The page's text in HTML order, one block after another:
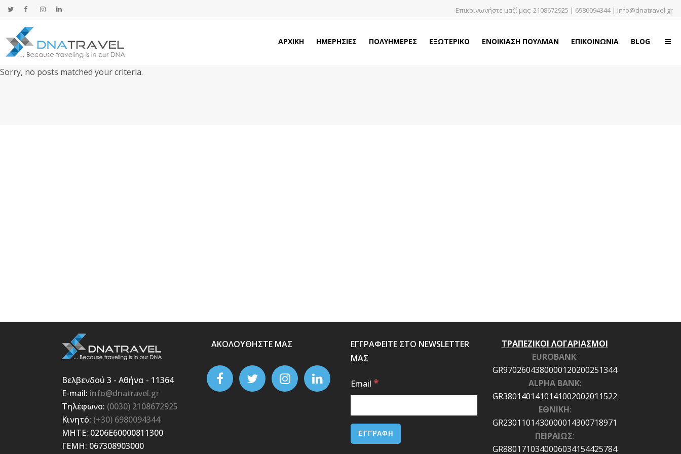
Επικοινωνήστε μαζί μας: 2108672925 | 6980094344| info@dnatravel.gr
ΑΡΧΙΚΗ ΗΜΕΡΗΣΙΕΣ ΠΟΛΥΗΜΕΡΕΣ ΕΞΩΤΕΡΙΚΟ ΕΝΟΙΚΙΑΣΗ ΠΟΥΛΜΑΝ ΕΠΙΚΟΙΝΩΝΙΑ BLOG
Sorry, no posts matched your criteria.
Βελβενδού 3 - Αθήνα - 11364
E-mail: info@dnatravel.gr
Τηλέφωνο: (0030) 2108672925
Κινητό: (+30) 6980094344
ΜΗΤΕ: 0206E60000811300
ΓΕΜΗ: 067308903000
ΑΚΟΛΟΥΘΗΣΤΕ ΜΑΣ
ΕΓΓΡΑΦΕΙΤΕ ΣΤΟ NEWSLETTER
ΜΑΣ
Email *
ΤΡΑΠΕΖΙΚΟΙ ΛΟΓΑΡΙΑΣΜΟΙ
EUROBANK:
GR9702604380000120200251344
ALPHA BANK:
GR3801401410141002002011522
ΕΘΝΙΚΗ:
GR2301101430000014300718971
ΠΕΙΡΑΙΩΣ:
GR8801710340006034154425784